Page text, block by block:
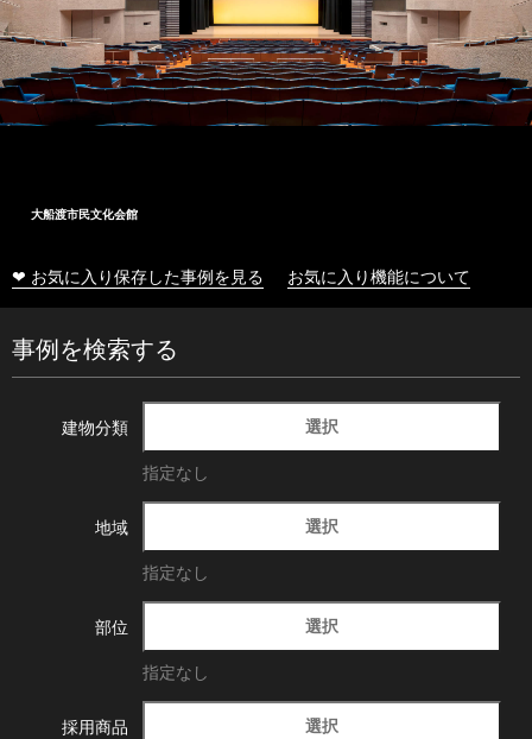
十和田市総合体育センター
❤ お気に入り保存した事例を見る お気に入り機能について
事例を検索する
建物分類 選択
指定なし
地域 選択
指定なし
部位 選択
指定なし
採用商品 選択